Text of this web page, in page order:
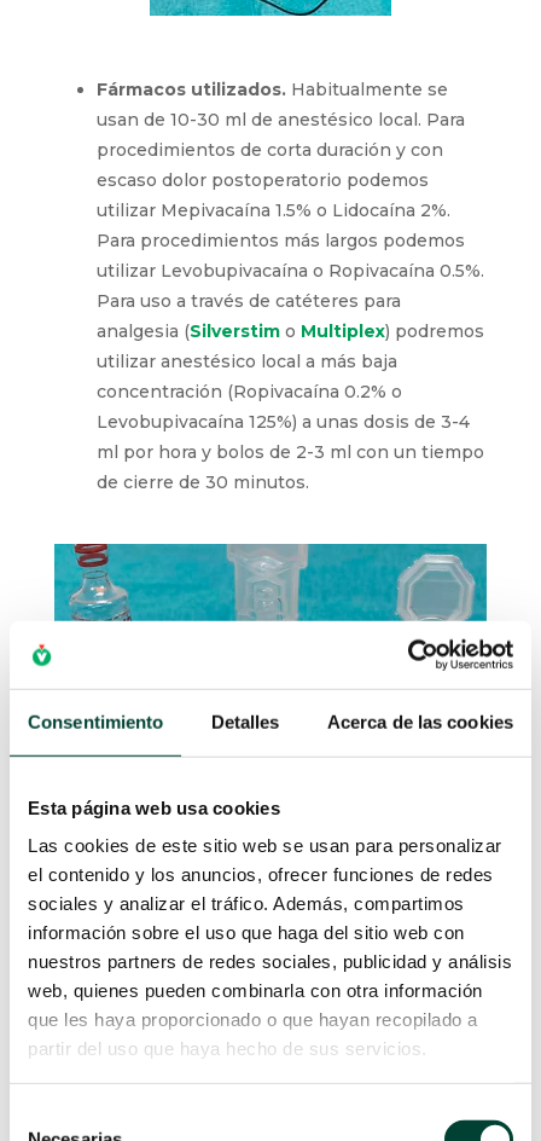
Consentimiento Detalles Acerca de las cookies
Esta página web usa cookies
Las cookies de este sitio web se usan para personalizar
el contenido y los anuncios, ofrecer funciones de redes
sociales y analizar el tráfico. Además, compartimos
información sobre el uso que haga del sitio web con
nuestros partners de redes sociales, publicidad y análisis
web, quienes pueden combinarla con otra información
que les haya proporcionado o que hayan recopilado a
partir del uso que haya hecho de sus servicios.
Fármacos utilizados.Habitualmente se
usan de 10-30 ml de anestésico local. Para
procedimientos de corta duración y con
escaso dolor postoperatorio podemos
utilizar Mepivacaína 1.5% o Lidocaína 2%.
Para procedimientos más largos podemos
utilizar Levobupivacaína o Ropivacaína 0.5%.
Para uso a través de catéteres para
analgesia (Silverstimo Multiplex) podremos
utilizar anestésico local a más baja
concentración (Ropivacaína 0.2% o
Levobupivacaína 125%) a unas dosis de 3-4
ml por hora y bolos de 2-3 ml con un tiempo
de cierre de 30 minutos.
EL PROCEDIMIENTO PASO
A PASO
con el ecógrafo en el lado contralateral. Se